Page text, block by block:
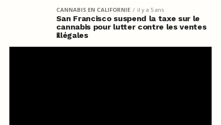
CANNABIS EN CALIFORNIE il y a 5 ans
San Francisco suspend la taxe sur le
cannabis pour lutter contre les ventes
illégales